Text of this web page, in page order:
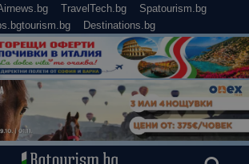
TravelTech.bg
Spatourism.bg
Destinations.bg